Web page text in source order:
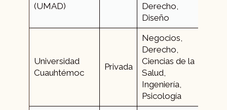
(UMAD)
Derecho,
Diseño
Universidad
Cuauhtémoc
Privada
Negocios,
Derecho,
Ciencias de la
Salud,
Ingeniería,
Psicología